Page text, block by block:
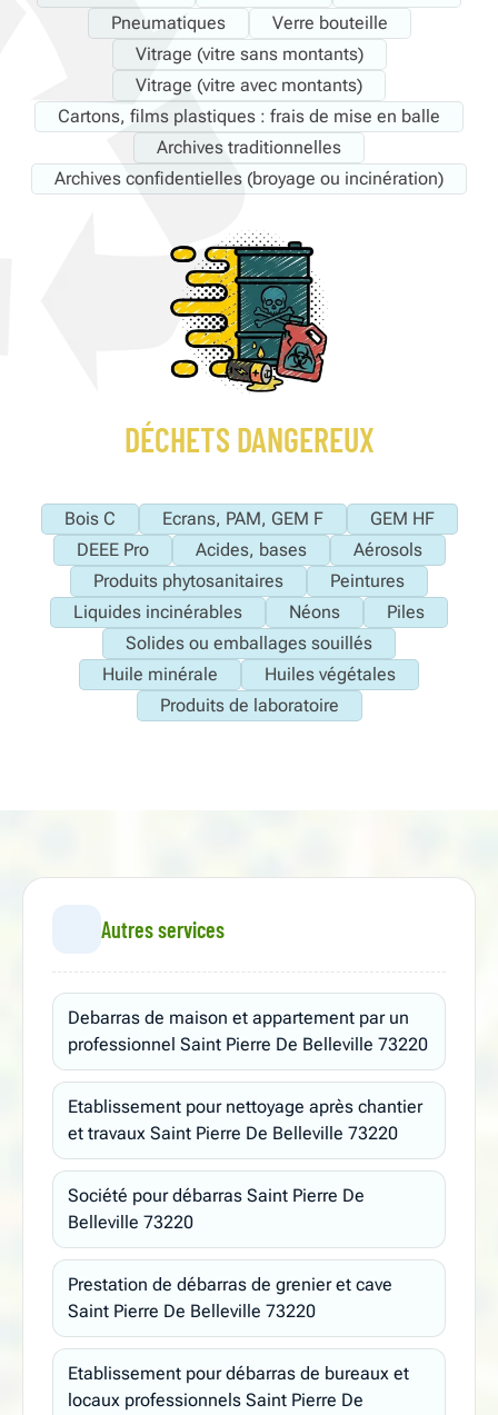
Pneumatiques
Verre bouteille
Vitrage (vitre sans montants)
Vitrage (vitre avec montants)
Cartons, films plastiques : frais de mise en balle
Archives traditionnelles
Archives confidentielles (broyage ou incinération)
DÉCHETS DANGEREUX
Bois C Ecrans, PAM, GEM F
GEM HF
DEEE Pro
Acides, bases
Aérosols
Produits phytosanitaires
Peintures
Liquides incinérables
Néons
Piles
Solides ou emballages souillés
Huile minérale
Huiles végétales
Produits de laboratoire
Autres services
Debarras de maison et appartement par un
professionnel Saint Pierre De Belleville 73220
Etablissement pour nettoyage après chantier
et travaux Saint Pierre De Belleville 73220
Société pour débarras Saint Pierre De
Belleville 73220
Prestation de débarras de grenier et cave
Saint Pierre De Belleville 73220
Etablissement pour débarras de bureaux et
locaux professionnels Saint Pierre De